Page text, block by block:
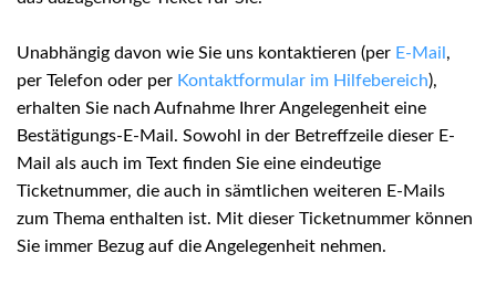
Unabhängig davon wie Sie uns kontaktieren (per E-Mail ,
per Telefon oder per Kontaktformular im Hilfebereich),
erhalten Sie nach Aufnahme Ihrer Angelegenheit eine
Bestätigungs-E-Mail. Sowohl in der Betreffzeile dieser E-
Mail als auch im Text finden Sie eine eindeutige
Ticketnummer, die auch in sämtlichen weiteren E-Mails
zum Thema enthalten ist. Mit dieser Ticketnummer können
Sie immer Bezug auf die Angelegenheit nehmen.